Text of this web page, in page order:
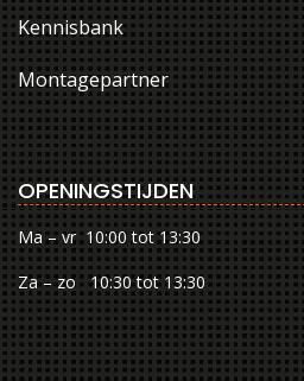
Kennisbank
Montagepartner
OPENINGSTIJDEN
Ma – vr 10:00 tot 13:30
Za – zo 10:30 tot 13:30